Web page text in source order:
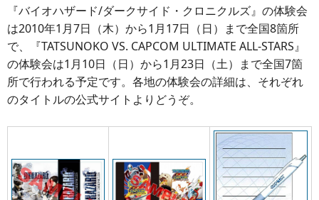
『バイオハザード/ダークサイド・クロニクルズ』の体験会
は2010年1月7日（木）から1月17日（日）まで全国8箇所
で、『TATSUNOKO VS. CAPCOM ULTIMATE ALL-STARS』
の体験会は1月10日（日）から1月23日（土）まで全国7箇
所で行われる予定です。各地の体験会の詳細は、それぞれ
のタイトルの公式サイトよりどうぞ。